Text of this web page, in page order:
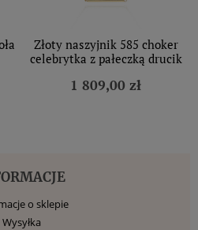
Złoty naszyjnik 585 choker
celebrytka z pałeczką drucik
1 809,00 zł
o sklepie
Wysyłka